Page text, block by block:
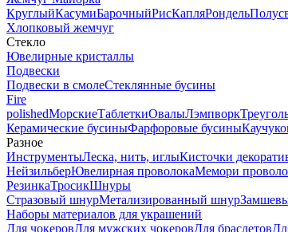
КруглыйКасумиБарочныйРисКапляРондель
Хлопковый жемчуг
Стекло
Ювелирные кристаллы
Подвески
Подвески в смолеСтеклянные бусины
Fire
polishedМорскиеТаблеткиОвалыЛэмпворк
Керамические бусиныФарфоровые бусины
Разное
ИнструментыЛеска, нить, иглыКисточки
НейзильберЮвелирная проволокаМемори
РезинкаТросикШнуры
Стразовый шнурМетализированный шнур
Наборы материалов для украшений
Для чокеровДля мужских чокеровДля браслетов